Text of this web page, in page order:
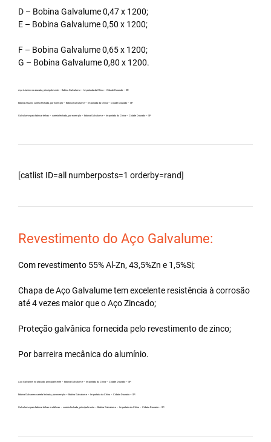
D – Bobina Galvalume 0,47 x 1200;
E – Bobina Galvalume 0,50 x 1200;
F – Bobina Galvalume 0,65 x 1200;
G – Bobina Galvalume 0,80 x 1200.
Aço Aluzinc no atacado, principalmente – Bobina Galvalume – Importada da China – Cidade Dourado – SP.
Bobina Aluzinc carreta fechada, por exemplo – Bobina Galvalume – Importada da China – Cidade Dourado – SP.
Galvalume para fabricar telhas – carreta fechada, por exemplo – Bobina Galvalume – Importada da China – Cidade Dourado – SP.
[catlist ID=all numberposts=1 orderby=rand]
Revestimento do Aço Galvalume:
Com revestimento 55% Al-Zn, 43,5%Zn e 1,5%Si;
Chapa de Aço Galvalume tem excelente resistência à corrosão
até 4 vezes maior que o Aço Zincado;
Proteção galvânica fornecida pelo revestimento de zinco;
Por barreira mecânica do alumínio.
Aço Galvanew no atacado, principalmente – Bobina Galvalume – Importada da China – Cidade Dourado – SP.
Bobina Galvanew carreta fechada, por exemplo – Bobina Galvalume – Importada da China – Cidade Dourado – SP.
Galvalume para fabricar telhas metálicas – carreta fechada, principalmente – Bobina Galvalume – Importada da China – Cidade Dourado – SP.